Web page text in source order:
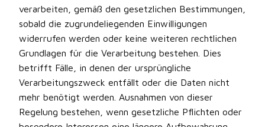
verarbeiten, gemäß den gesetzlichen Bestimmungen,
sobald die zugrundeliegenden Einwilligungen
widerrufen werden oder keine weiteren rechtlichen
Grundlagen für die Verarbeitung bestehen. Dies
betrifft Fälle, in denen der ursprüngliche
Verarbeitungszweck entfällt oder die Daten nicht
mehr benötigt werden. Ausnahmen von dieser
Regelung bestehen, wenn gesetzliche Pflichten oder